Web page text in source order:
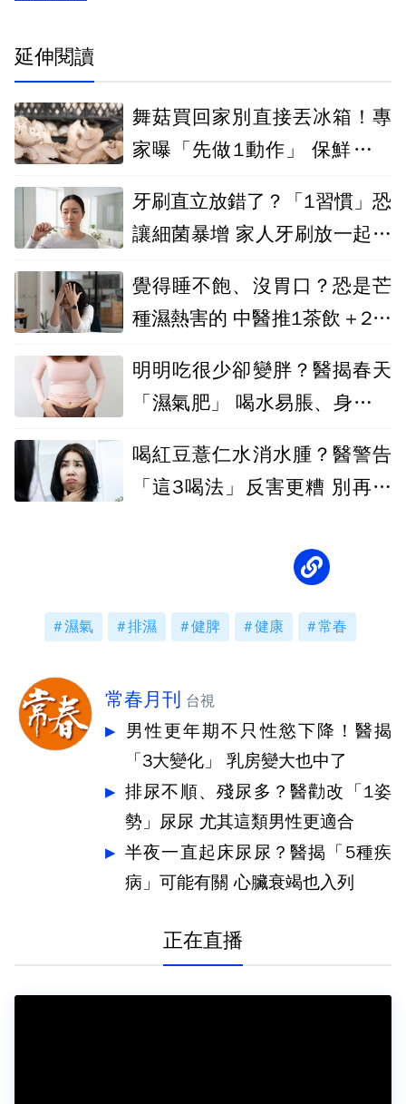
延伸閱讀
舞菇買回家別直接丟冰箱！專
家曝「先做1動作」 保鮮效果
牙刷直立放錯了？「1習慣」恐
讓細菌暴增 家人牙刷放一起也
覺得睡不飽、沒胃口？恐是芒
種濕熱害的 中醫推1茶飲＋2穴
明明吃很少卻變胖？醫揭春天
「濕氣肥」 喝水易脹、身體重
喝紅豆薏仁水消水腫？醫警告
「這3喝法」反害更糟 別再亂
濕氣 排濕 健脾 健康 常春
常春月刊 台視
男性更年期不只性慾下降！醫揭
「3大變化」 乳房變大也中了
排尿不順、殘尿多？醫勸改「1姿
勢」尿尿 尤其這類男性更適合
半夜一直起床尿尿？醫揭「5種疾
病」可能有關 心臟衰竭也入列
正在直播